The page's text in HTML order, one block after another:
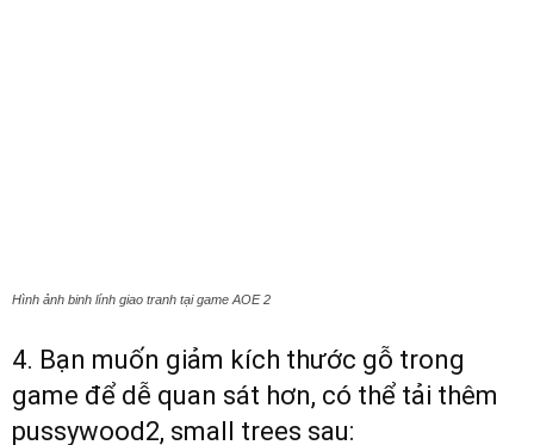
Hình ảnh binh lính giao tranh tại game AOE 2
4. Bạn muốn giảm kích thước gỗ trong
game để dễ quan sát hơn, có thể tải thêm
pussywood2, small trees sau: